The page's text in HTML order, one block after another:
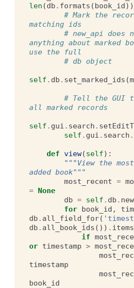
len (db . formats (book_id))
# Mark the
matching ids
# new_api does
anything about marked
use the full
# db object
self . db . set_marked_ids (
# Tell the GUI
all marked records
self . gui . search .
self . gui . search .
def view(self):
"""View the
added book"""
most_recent =
= None
db = self . db .
for book_id ,
db . all_field_for(
db . all_book_ids ()) . items
if
or timestamp >
timestamp
book_id